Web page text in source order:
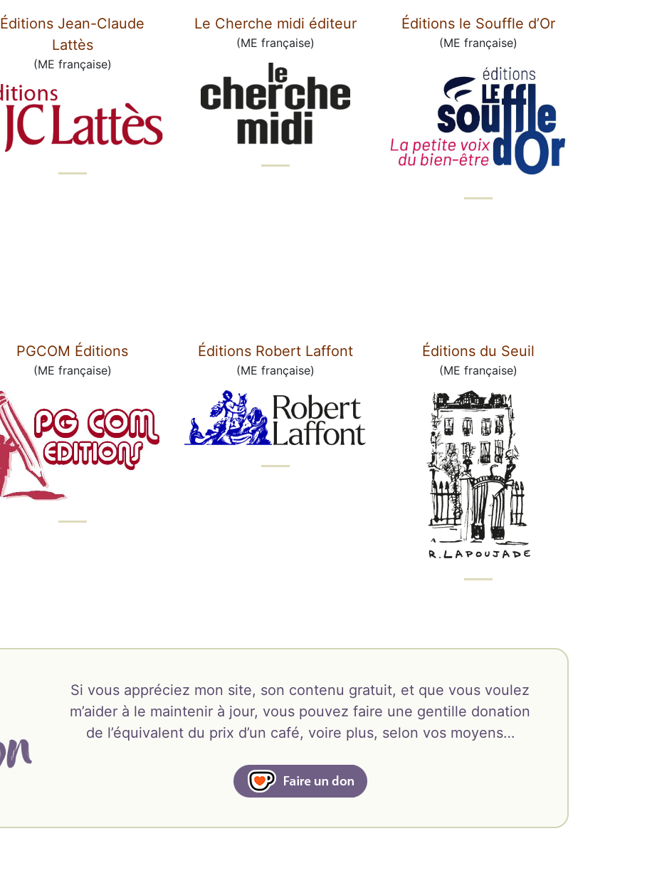
Éditions Jean-Claude
Lattès
(ME française)
Le Cherche midi éditeur
(ME française)
Éditions le Souffle d’Or
(ME française)
PGCOM Éditions
(ME française)
Éditions Robert Laffont
(ME française)
Éditions du Seuil
(ME française)
Si vous appréciez mon site, son contenu gratuit, et que vous voulez
m’aider à le maintenir à jour, vous pouvez faire une gentille donation
de l’équivalent du prix d’un café, voire plus, selon vos moyens…